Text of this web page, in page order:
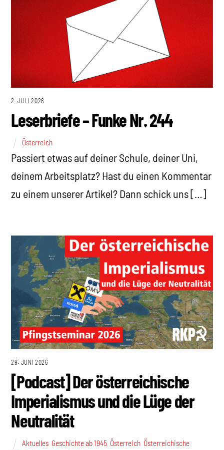
2. JULI 2026
Leserbriefe – Funke Nr. 244
Österreich
Passiert etwas auf deiner Schule, deiner Uni,
deinem Arbeitsplatz? Hast du einen Kommentar
zu einem unserer Artikel? Dann schick uns […]
29. JUNI 2026
[Podcast] Der österreichische
Imperialismus und die Lüge der
Neutralität
Aktuelles Geschichte ab 1945 Österreich Österreichische